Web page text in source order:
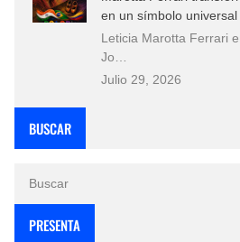
en un símbolo universal
Leticia Marotta Ferrari
Jo…
Julio 29, 2026
BUSCAR
PRESENTA